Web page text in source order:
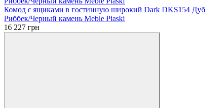
Комод с ящиками в гостинную широкий Dark DKS154 Дуб
Риббек/Черный камень Meble Piaski
16 227 грн